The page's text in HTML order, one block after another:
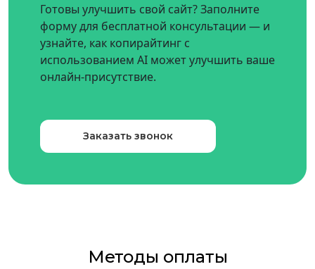
Готовы улучшить свой сайт? Заполните
форму для бесплатной консультации — и
узнайте, как копирайтинг с
использованием AI может улучшить ваше
онлайн-присутствие.
Заказать звонок
Методы оплаты